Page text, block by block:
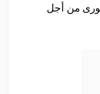
من أجل